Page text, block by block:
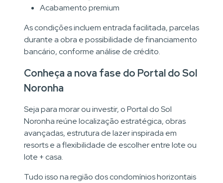
Acabamento premium
As condições incluem entrada facilitada, parcelas
durante a obra e possibilidade de financiamento
bancário, conforme análise de crédito.
Conheça a nova fase do Portal do Sol
Noronha
Seja para morar ou investir, o Portal do Sol
Noronha reúne localização estratégica, obras
avançadas, estrutura de lazer inspirada em
resorts e a flexibilidade de escolher entre lote ou
lote + casa.
Tudo isso na região dos condomínios horizontais